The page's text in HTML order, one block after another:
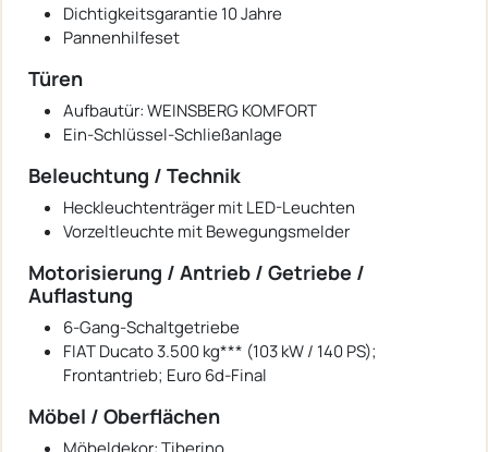
Dichtigkeitsgarantie 10 Jahre
Pannenhilfeset
Türen
Aufbautür: WEINSBERG KOMFORT
Ein-Schlüssel-Schließanlage
Beleuchtung / Technik
Heckleuchtenträger mit LED-Leuchten
Vorzeltleuchte mit Bewegungsmelder
Motorisierung / Antrieb / Getriebe /
Auflastung
6-Gang-Schaltgetriebe
FIAT Ducato 3.500 kg*** (103 kW / 140 PS);
Frontantrieb; Euro 6d-Final
Möbel / Oberflächen